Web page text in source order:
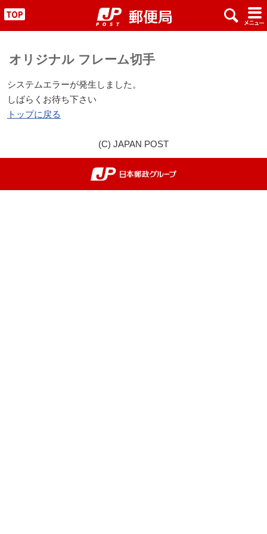
" x #
オリジナル フレーム切手
システムエラーが発生しました。
しばらくお待ち下さい
トップに戻る
(C) JAPAN POST